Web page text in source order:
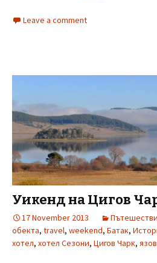
Leave a comment
Уикенд на Цигов
17 November 2013
обекта, travel, weekend, Батак,
хотел, хотел Сезони, Цигов Чарк,